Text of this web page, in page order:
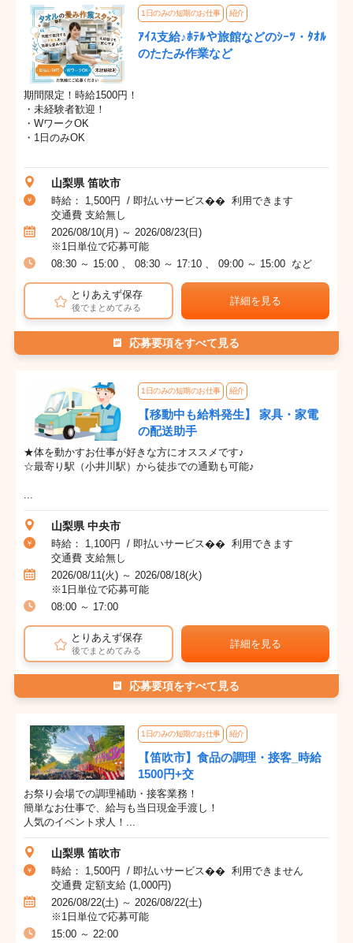
1日のみの短期のお仕事 紹介
ｱｲｽ支給♪ﾎﾃﾙや旅館などのｼｰﾂ・ﾀｵﾙ
のたたみ作業など
期間限定！時給1500円！
・未経験者歓迎！
・WワークOK
・1日のみOK
山梨県 笛吹市
時給： 1,500円 / 即払いサービス�� 利用できます
交通費 支給無し
2026/08/10(月) ～ 2026/08/23(日)
※1日単位で応募可能
08:30 ～ 15:00 、 08:30 ～ 17:10 、 09:00 ～ 15:00 など
とりあえず保存
後でまとめてみる
詳細を見る
応募要項をすべて見る
1日のみの短期のお仕事 紹介
【移動中も給料発生】 家具・家電
の配送助手
★体を動かすお仕事が好きな方にオススメです♪
☆最寄り駅（小井川駅）から徒歩での通勤も可能♪
...
山梨県 中央市
時給： 1,100円 / 即払いサービス�� 利用できます
交通費 支給無し
2026/08/11(火) ～ 2026/08/18(火)
※1日単位で応募可能
08:00 ～ 17:00
とりあえず保存
後でまとめてみる
詳細を見る
応募要項をすべて見る
1日のみの短期のお仕事 紹介
【笛吹市】食品の調理・接客_時給
1500円+交
お祭り会場での調理補助・接客業務！
簡単なお仕事で、給与も当日現金手渡し！
人気のイベント求人！...
山梨県 笛吹市
時給： 1,500円 / 即払いサービス�� 利用できません
交通費 定額支給 (1,000円)
2026/08/22(土) ～ 2026/08/22(土)
※1日単位で応募可能
15:00 ～ 22:00